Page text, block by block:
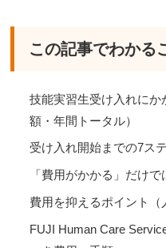
この記事でわかる
技能実習生受け入れにか
額・年間トータル）
受け入れ開始までの7ス
「費用がかかる」だけ
費用を抑えるポイント（
FUJI Human Care